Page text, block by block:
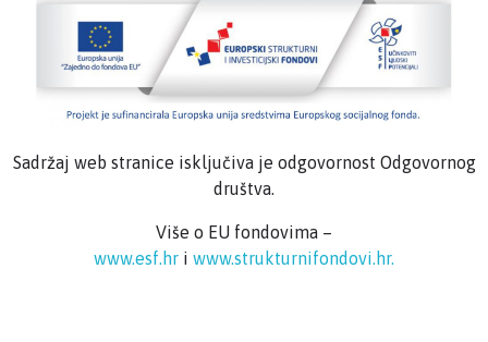
Sadržaj web stranice isključiva je odgovornost Odgovornog
društva.
Više o EU fondovima –
www.esf.hr i www.strukturnifondovi.hr.